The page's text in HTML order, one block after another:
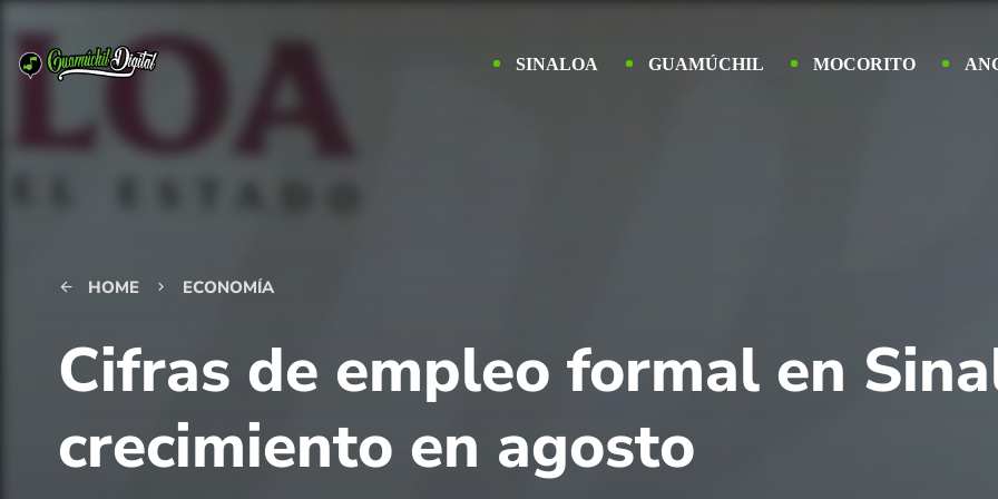
SINALOA GUAMÚCHIL MOCORITO
arrow_back HOME keyboard_arrow_right ECONOMÍA
Cifras de empleo formal en
crecimiento en agosto